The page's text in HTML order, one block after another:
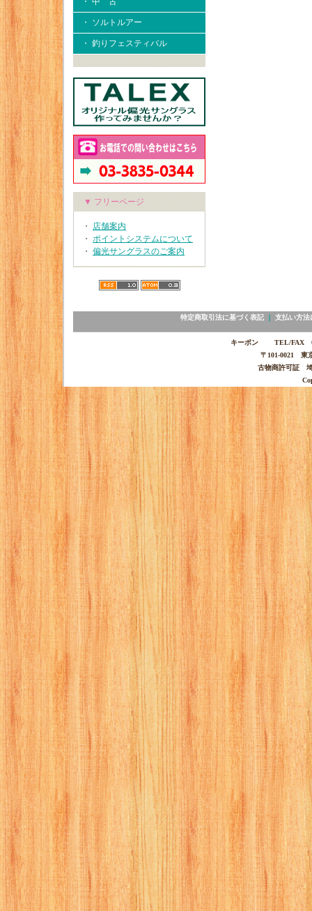
・ ソルトルアー
・ 釣りフェスティバル
▼ フリーページ
・ 店舗案内
・ ポイントシステムについて
・ 偏光サングラスのご案内
特定商取引法に基づく表記｜ 支払い方法
キーポン TEL/FAX
〒101-0021 東
古物商許可証